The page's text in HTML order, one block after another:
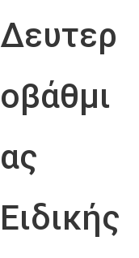
Δευτερ
οβάθμι
ας
Ειδικής